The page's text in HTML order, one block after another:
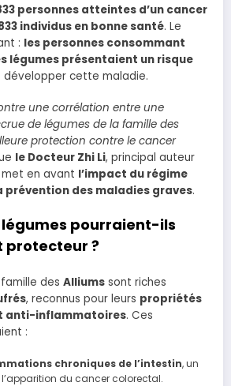
personnes atteintes d’un cancer
individus en bonne santé. Le
: les personnes consommant
légumes présentaient un risque
développer cette maladie.
une corrélation entre une
de légumes de la famille des
protection contre le cancer
le Docteur Zhi Li, principal auteur
met en avant l’impact du régime
prévention des maladies graves.
légumes pourraient-ils
protecteur ?
des Alliums sont riches
, reconnus pour leurs propriétés
anti-inflammatoires. Ces
:
chroniques de l’intestin, un
du cancer colorectal.